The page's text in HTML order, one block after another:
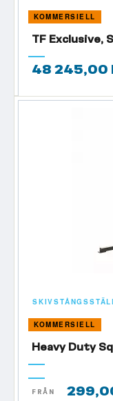
KOMMERSIELL
TF Exclusive,
48 245,00
KOMMERSIELL
Heavy Duty
FRÅN